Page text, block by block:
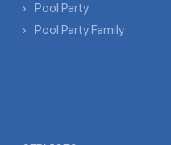
Pool Party
Pool Party Family